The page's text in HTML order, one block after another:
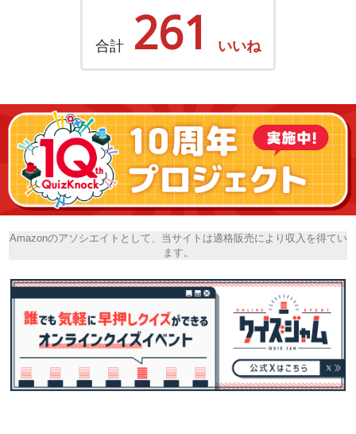
合計 261 いいね
Amazonのアソシエイトとして、当サイトは適格販売により収入を得てい
ます。